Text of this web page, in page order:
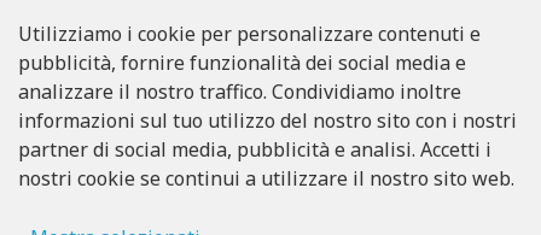
INFO@LUKONS.COM
DETTAGLI DELLA COMPAGNIA
RITONE SIA
Utilizziamo i cookie per personalizzare contenuti e
pubblicità, fornire funzionalità dei social media e
analizzare il nostro traffico. Condividiamo inoltre
informazioni sul tuo utilizzo del nostro sito con i nostri
partner di social media, pubblicità e analisi. Accetti i
nostri cookie se continui a utilizzare il nostro sito web.